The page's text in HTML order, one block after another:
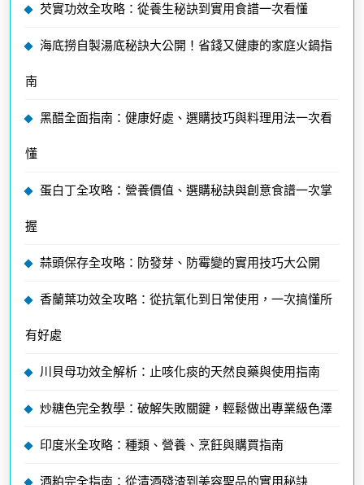
芡實功效全攻略：從養生秘訣到實用食譜一次看懂
海底撈自製湯底秘訣大公開！省錢又健康的家庭火鍋指
南
黑醋全面指南：健康好處、選購技巧與料理用法一次看
懂
蛋白丁全攻略：營養價值、選購秘訣與創意食譜一次掌
握
蒜頭保存全攻略：防發芽、防霉變的實用技巧大公開
香蘭葉功效全攻略：從抗氧化到日常使用，一次搞懂所
有好處
川貝母功效全解析：止咳化痰的天然良藥與使用指南
炒糖色完全教學：破解失敗關鍵，輕鬆做出專業級色澤
印度米全攻略：種類、營養、烹飪與購買指南
酒粕完全指南：從清酒殘渣到美容聖品的實用秘訣